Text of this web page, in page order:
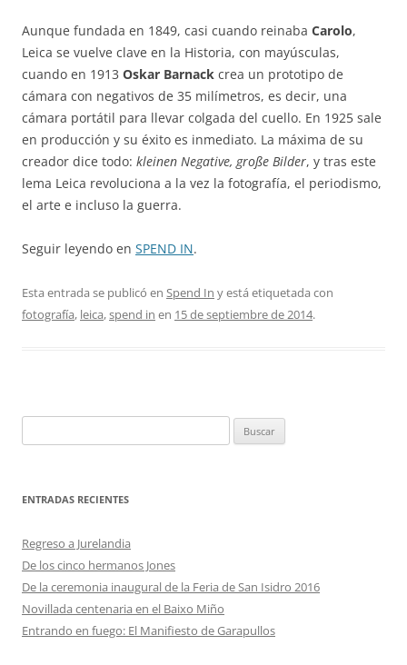
Aunque fundada en 1849, casi cuando reinaba Carolo,
Leica se vuelve clave en la Historia, con mayúsculas,
cuando en 1913 Oskar Barnack crea un prototipo de
cámara con negativos de 35 milímetros, es decir, una
cámara portátil para llevar colgada del cuello. En 1925 sale
en producción y su éxito es inmediato. La máxima de su
creador dice todo: kleinen Negative, große Bilder, y tras este
lema Leica revoluciona a la vez la fotografía, el periodismo,
el arte e incluso la guerra.
Seguir leyendo en SPEND IN.
Esta entrada se publicó en Spend In y está etiquetada con
fotografía, leica,spend in en 15 de septiembre de 2014.
ENTRADAS RECIENTES
Regreso a Jurelandia
De los cinco hermanos Jones
De la ceremonia inaugural de la Feria de San Isidro 2016
Novillada centenaria en el Baixo Miño
Entrando en fuego: El Manifiesto de Garapullos